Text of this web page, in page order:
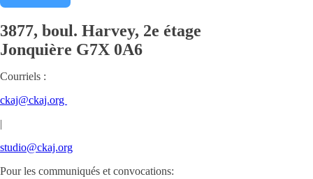
3877, boul. Harvey, 2e étage
Jonquière G7X 0A6
Courriels :
ckaj@ckaj.org
|
studio@ckaj.org
Pour les communiqués et convocations: